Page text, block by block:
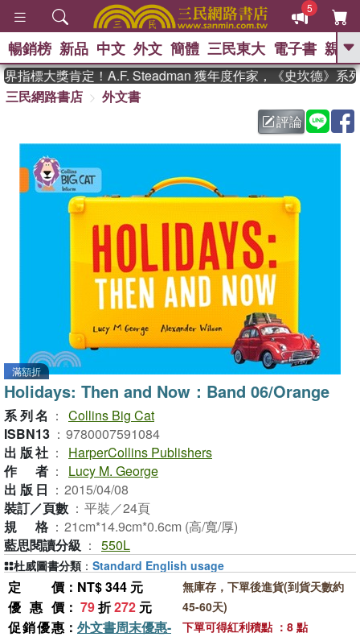
5
GO
父親節 、 如果歷
暑期推薦 、 國際布克
獎 臺灣漫遊錄 、 方念華 、 台灣的李
偉大的迷走神經
暢銷榜 新品 中文 外文 簡體 三民東大 電子書 親子
指標大獎肯定！A.F. Steadman 獲年度作家，《史坎德》系列
三民網路書店
外文書
評論
滿額折
Holidays: Then and Now：Band 06/Orange
系列名 ： Collins Big Cat
ISBN13 ： 9780007591084
出版社 ：
HarperCollins Publishers
作者 ：
Lucy M. George
出版日 ： 2015/04/08
裝訂／頁數 ： 平裝／24頁
規格 ： 21cm*14.9cm*0.6cm (高/寬/厚)
藍思閱讀分級 ： 550L
定價 ：NT$ 344 元
優惠價 ： 79折272 元
促銷優惠 ： 外文書周末優惠-
無庫存，下單後進貨(到貨天數約
45-60天)
下單可得紅利積點 ：8 點
杜威圖書分類 ： Standard English usage